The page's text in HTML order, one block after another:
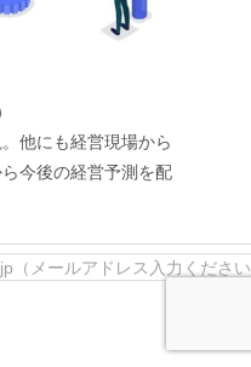
他にも経営現場から
今後の経営予測を配